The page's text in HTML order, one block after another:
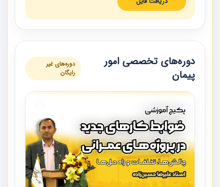
دوره‌های تخصصی امور
پیمان
دوره‌های غیر
رایگان